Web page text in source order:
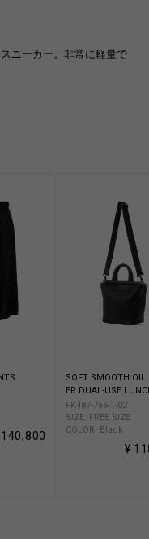
ニーカー。非常に軽量で
SOFT SMOOTH OIL
ER DUAL-USE
FK-I87-766-1-02
SIZE: FREE SIZE
COLOR: Black
¥